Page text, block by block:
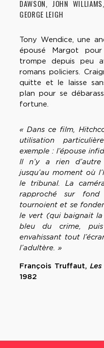
DAWSON, JOHN
GEORGE LEIGH
Tony Wendice, une
épousé Margot
trompe depuis peu
romans policiers.
quitte et le laisse
plan pour se
fortune.
« Dans ce film,
utilisation
exemple : l’épouse
Il n’y a rien
jusqu’au moment où
le tribunal. La
rapproché sur
tournoient et se
le vert (qui baignait
bleu du crime,
envahissant tout
l’adultère. »
François Truffaut,
1982